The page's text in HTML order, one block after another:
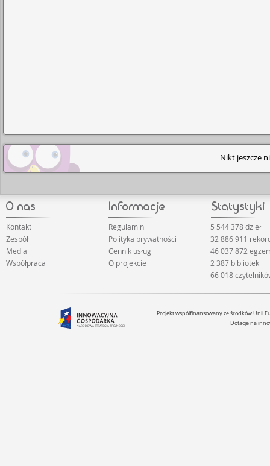
Nikt jeszcze
Kontakt
Zespół
Media
Współpraca
Regulamin
Polityka prywatności
Cennik usług
O projekcie
5 544 378 dzieł
32 886 911
46 037 872
2 387 bibliotek
66 018
Projekt współfinansowany ze środków Unii
Dotacje na